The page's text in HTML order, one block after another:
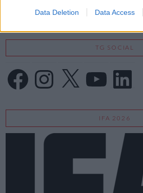
Data Deletion Data Access
TG SOCIAL
FacebookInstagram
X LinkedIn
IFA 2026